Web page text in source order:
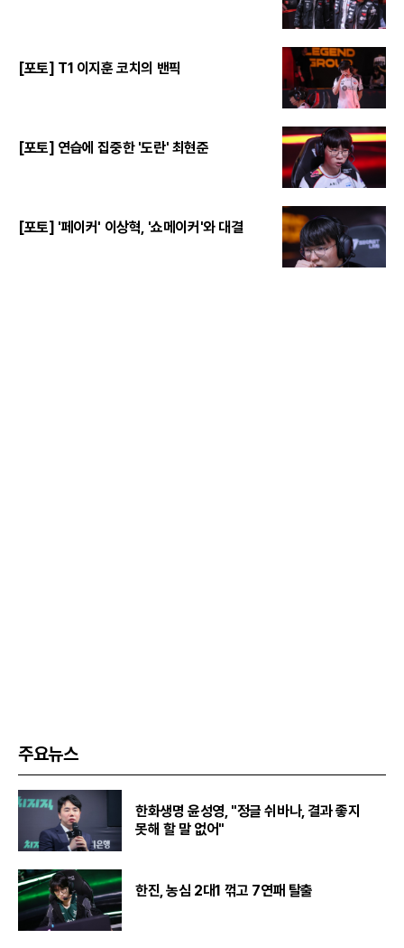
[포토] T1 이지훈 코치의 밴픽
[포토] 연습에 집중한 '도란' 최현준
[포토] '페이커' 이상혁, '쇼메이커'와 대결
주요뉴스
한화생명 윤성영, "정글 쉬바나, 결과 좋지
못해 할 말 없어"
한진, 농심 2대1 꺾고 7연패 탈출